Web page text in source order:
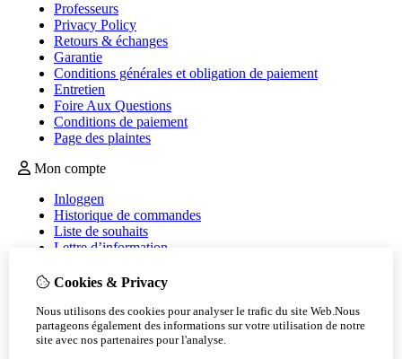
Professeurs
Privacy Policy
Retours & échanges
Garantie
Conditions générales et obligation de paiement
Entretien
Foire Aux Questions
Conditions de paiement
Page des plaintes
Mon compte
Inloggen
Historique de commandes
Liste de souhaits
Lettre d’information
Service client
Nous contacter
Retour de marchandise
Plan du site
Cookies & Privacy
Nous utilisons des cookies pour analyser le trafic du site Web.Nous
partageons également des informations sur votre utilisation de notre
site avec nos partenaires pour l'analyse.